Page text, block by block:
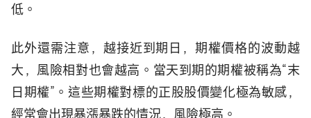
低。
此外還需注意，越接近到期日，期權價格的波動越
大，風險相對也會越高。當天到期的期權被稱為“末
日期權”。這些期權對標的正股股價變化極為敏感，
經常會出現暴漲暴跌的情況，風險極高。